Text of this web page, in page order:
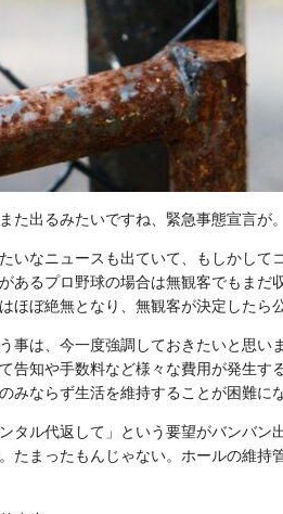
た出るみたいですね、緊急事態宣言が。
いなニュースも出ていて、もしかし
あるプロ野球の場合は無観客でもま
ぼ絶無となり、無観客が決定したら
事は、今一度強調しておきたいと思
告知や手数料など様々な費用が発生
ならず生活を維持することが困難にな
タル代返して」という要望がバンバ
たまったもんじゃない。ホールの維